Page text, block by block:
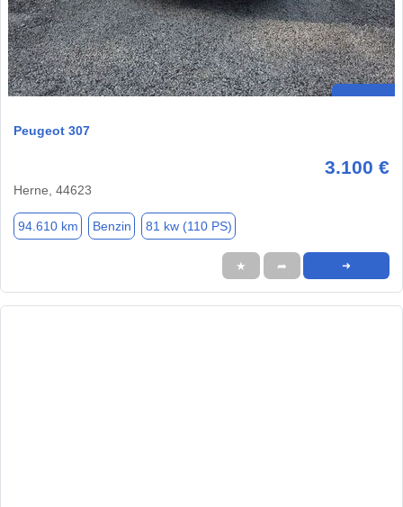
Peugeot 307
3.100 €
Herne, 44623
94.610 km Benzin 81 kw (110 PS)
★ ➦ ➜